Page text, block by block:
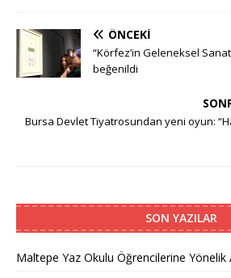
ÖNCEKI
“Körfez’in Geleneksel
beğenildi
Bursa Devlet Tiyatrosundan yeni oyun:
SON YAZILAR
Maltepe Yaz Okulu Öğrencilerine